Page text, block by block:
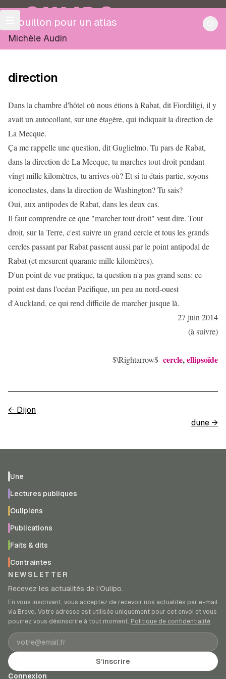
OULIPO
Brouillon pour un atlas
Michèle Audin
direction
Dans la chambre d'hôtel où nous étions à Rabat, dit Fiordiligi, il y
avait un autocollant, sur une étagère, qui indiquait la direction de
La Mecque.
Ça me rappelle une question, dit Guglielmo. Tu pars de Rabat,
dans la direction de La Mecque, tu marches tout droit pendant
vingt mille kilomètres, tu arrives où? Et si tu étais partie, soyons
iconoclastes, dans la direction de Washington? Tu sais?
Oui, aux antipodes de Rabat, dans les deux cas.
Il faut comprendre ce que "marcher tout droit" veut dire. Tout
droit, sur la Terre, c'est suivre un grand cercle et tous les grands
cercles passant par Rabat passent aussi par le point antipodal de
Rabat (et mesurent quarante mille kilomètres).
D'un point de vue pratique, ta question n'a pas grand sens: ce
point est dans l'océan Pacifique, un peu au nord-ouest
d'Auckland, ce qui rend difficile de marcher jusque là.
27 juin 2014
(à suivre)
$\Rightarrow$ cercle,ellipsoïde
← Dijon
dune →
Une
Lectures publiques
Oulipiens
Publications
Faits & dits
Contraintes
NEWSLETTER
Recevez les actualités de l’Oulipo.
En vous inscrivant, vous acceptez de recevoir nos actualités par e-mail
via Brevo. Votre adresse est utilisée uniquement pour cet envoi et vous
pourrez vous désinscrire à tout moment. Politique de confidentialité.
Adresse e-mail
S’inscrire
Connexion